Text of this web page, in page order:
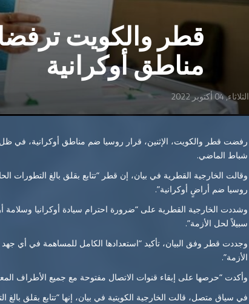
قطر والكويت
مناطق أوكرانية
الثلاثاء, 04 أكتوبر 2022
رفضت قطر والكويت، الإثنين، قرار روسيا ضم مناطق أوكرانية، في
شباط الماضي.
وقالت الخارجية القطرية في بيان، إن قطر “تتابع بقلق بالغ التطورات
روسيا ضم أراضٍ أوكرانية”.
وشددت الخارجية القطرية على “ضرورة احترام سيادة أوكرانيا وسلامة
سبيلاً لحل الأزمة”.
وجددت قطر وفق البيان، تأكيد “استعدادها الكامل للمساهمة في أي
الأزمة”.
وأكدت “حرصها على إبقاء قنوات الاتصال مفتوحة مع جميع الأطراف
في سياق متصل، قالت الخارجية الكويتية في بيان، إنها “تتابع بقلق بالغ